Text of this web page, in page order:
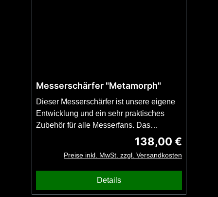
Messerschärfer "Metamorph"
Dieser Messerschärfer ist unsere eigene
Entwicklung und ein sehr praktisches
Zubehör für alle Messerfans. Das
besondere ist die Flexibilität: Der Schärfer
kann sicher am Schlüsselbund getragen
werden aber passt auch in die Griffe
unserer beiden Modelle UniTi und TiBa.
Der Stab wird in das M4 Gewinde in
unseren Kappen geschraubt und ist so
Regulärer Preis:
138,00 €
Preise inkl. MwSt. zzgl. Versandkosten
Details